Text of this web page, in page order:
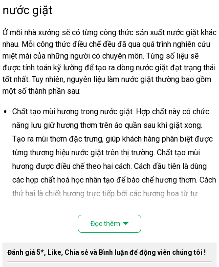
nước giặt
Ở mỗi nhà xưởng sẽ có từng công thức sản xuất nước giặt khác
nhau. Mỗi công thức điều chế đều đã qua quá trình nghiên cứu
miệt mài của những người có chuyên môn. Từng số liệu sẽ
được tính toán kỹ lưỡng để tạo ra dòng nước giặt đạt trạng thái
tốt nhất. Tuy nhiên, nguyên liệu làm nước giặt thường bao gồm
một số thành phần sau:
Chất tạo mùi hương trong nước giặt. Hợp chất này có chức
năng lưu giữ hương thơm trên áo quần sau khi giặt xong.
Tạo ra mùi thơm đặc trưng, giúp khách hàng phân biệt được
từng thương hiệu nước giặt trên thị trường. Chất tạo mùi
hương được điều chế theo hai cách. Cách đầu tiên là dùng
các hợp chất hoá học nhân tạo để bào chế hương thơm. Cách
thứ hai là chiết hương trực tiếp bởi các hương hoa từ tự
Chất tạo độ đậm đặc trong nước giặt. Nước giặt vốn là một
hợp chất dạng lỏng. Thế nhưng, để có nhiều bọt và sánh mịn,
người ta dùng một ít chất làm đặc cho nước giặt.
Chất tạo màu cho nước giặt. Các dòng nước giặt trên thị
Đọc thêm
Đánh giá 5*, Like, Chia sẻ và Bình luận để động viên chúng tôi !